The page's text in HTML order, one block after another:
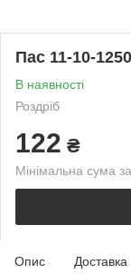
Пас 11-10-
В наявності
Роздріб
122 ₴
Мінімальна сума
Опис Доставка